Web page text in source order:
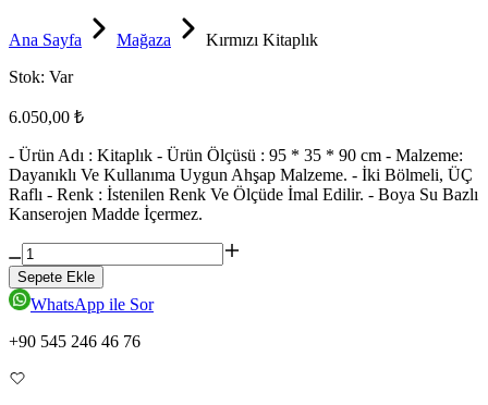
Ana Sayfa Mağaza
Kırmızı Kitaplık
Stok: Var
6.050,00 ₺
- Ürün Adı : Kitaplık - Ürün Ölçüsü : 95 * 35 * 90 cm - Malzeme:
Dayanıklı Ve Kullanıma Uygun Ahşap Malzeme. - İki Bölmeli, ÜÇ
Raflı - Renk : İstenilen Renk Ve Ölçüde İmal Edilir. - Boya Su Bazlı
Kanserojen Madde İçermez.
Sepete Ekle
WhatsApp ile Sor
+90 545 246 46 76